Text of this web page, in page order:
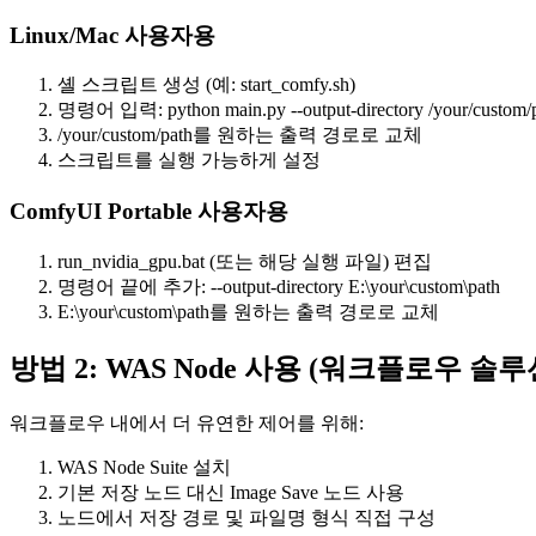
Linux/Mac 사용자용
셸 스크립트 생성 (예: start_comfy.sh)
명령어 입력: python main.py --output-directory /your/custom/
/your/custom/path를 원하는 출력 경로로 교체
스크립트를 실행 가능하게 설정
ComfyUI Portable 사용자용
run_nvidia_gpu.bat (또는 해당 실행 파일) 편집
명령어 끝에 추가: --output-directory E:\your\custom\path
E:\your\custom\path를 원하는 출력 경로로 교체
방법 2: WAS Node 사용 (워크플로우 솔루
워크플로우 내에서 더 유연한 제어를 위해:
WAS Node Suite 설치
기본 저장 노드 대신 Image Save 노드 사용
노드에서 저장 경로 및 파일명 형식 직접 구성